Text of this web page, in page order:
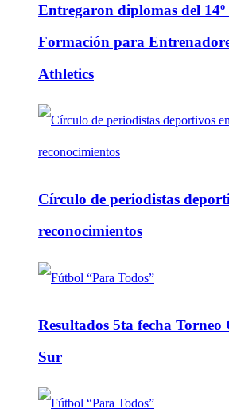
Entregaron diplomas del 14º
Formación para
Athletics
Círculo de periodistas
reconocimientos
Resultados 5ta fecha
Sur